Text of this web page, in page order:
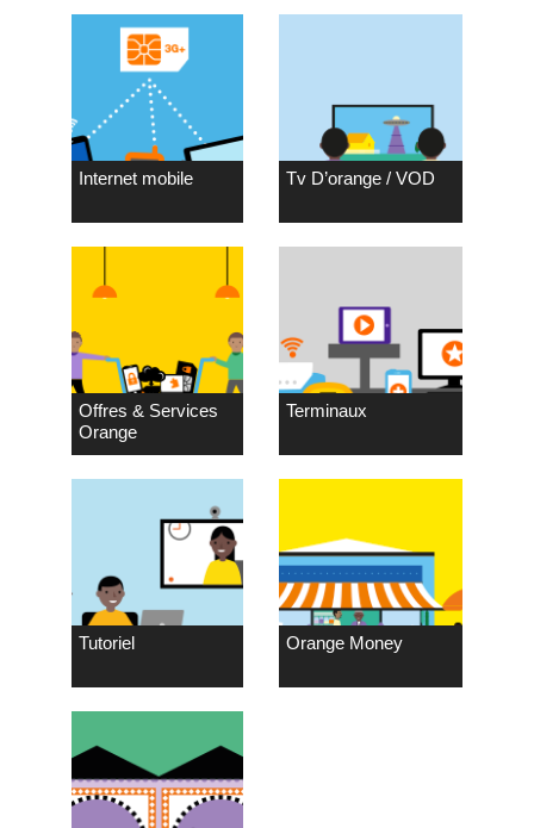
Internet mobile Tv D’orange / VOD
Offres & Services
Orange
Terminaux
Tutoriel Orange Money